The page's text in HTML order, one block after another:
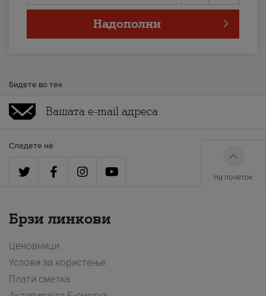
Надополни
Бидете во тек
Следете нè
На почеток
Брзи линкови
Ценовници
Услови за користење
Плати сметка